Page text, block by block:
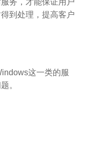
务，才能保证用户
到处理，提高客户
这一类的服
。